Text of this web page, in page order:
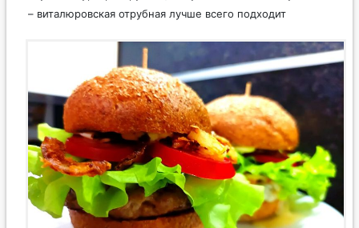
– виталюровская отрубная лучше всего подходит